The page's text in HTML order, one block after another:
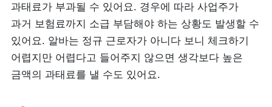
과태료가 부과될 수 있어요. 경우에 따라 사업주가
과거 보험료까지 소급 부담해야 하는 상황도 발생할 수
있어요. 알바는 정규 근로자가 아니다 보니 체크하기
어렵지만 어렵다고 들어주지 않으면 생각보다 높은
금액의 과태료를 낼 수도 있어요.